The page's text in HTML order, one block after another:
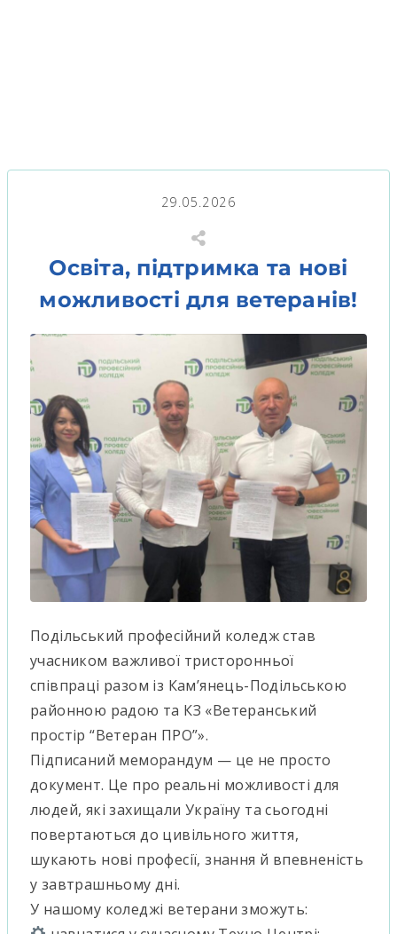
29.05.2026
Освіта, підтримка та нові
можливості для ветеранів!
Подільський професійний коледж став
учасником важливої тристоронньої
співпраці разом із Кам’янець-Подільською
районною радою та КЗ «Ветеранський
простір “Ветеран ПРО”».
Підписаний меморандум — це не просто
документ. Це про реальні можливості для
людей, які захищали Україну та сьогодні
повертаються до цивільного життя,
шукають нові професії, знання й впевненість
у завтрашньому дні.
У нашому коледжі ветерани зможуть: